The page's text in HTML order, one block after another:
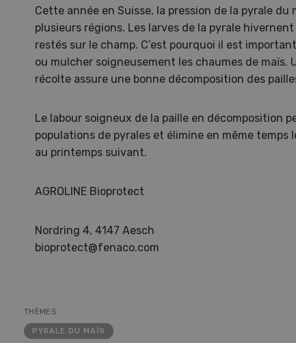
Cette année en Suisse, la pression de la pyrale du
plusieurs régions. Les larves de la pyrale
restés sur le champ. C’est pourquoi il est
ou mulcher soigneusement les chaumes de maïs.
récolte assure une bonne décomposition des
Le labour soigneux de la paille en décomposition
populations de pyrales et élimine en même temps
au printemps suivant.
AGROLINE Bioprotect
Nordring 4, 4147 Aesch
bioprotect@fenaco.com
THÈMES
PYRALE DU MAÏS
Une ferme entre de